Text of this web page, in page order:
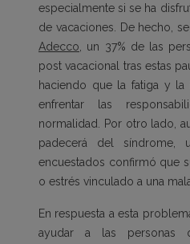
especialmente si se ha
de vacaciones. De hecho,
Adecco , un 37% de las
post vacacional tras estas
haciendo que la fatiga y la
enfrentar las
normalidad. Por otro lado,
padecerá del síndrome,
encuestados confirmó que
o estrés vinculado a una
En respuesta a esta
ayudar a las personas